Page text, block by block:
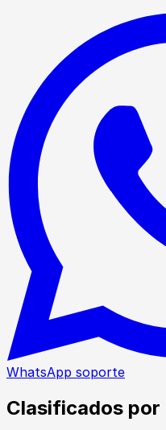
WhatsApp soporte
Clasificados por